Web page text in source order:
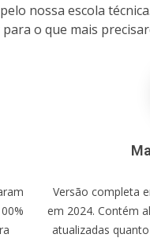
nossa escola
o que mais
Versão completa
em 2024. Contém
atualizadas